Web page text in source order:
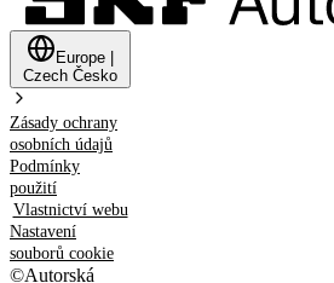
Europe
Czech Česko
Zásady ochrany
osobních údajů
Podmínky
použití
Vlastnictví webu
Nastavení
souborů cookie
©Autorská